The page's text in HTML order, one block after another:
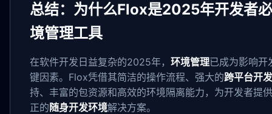
总结：为什么Flox是2025年开发者
境管理工具
在软件开发日益复杂的2025年， 环境管理已成为影响开
键因素。Flox凭借其简洁的操作流程、强大的跨平台开
持、丰富的包资源和高效的环境隔离能力，为开发者提
正的 随身开发环境解决方案。